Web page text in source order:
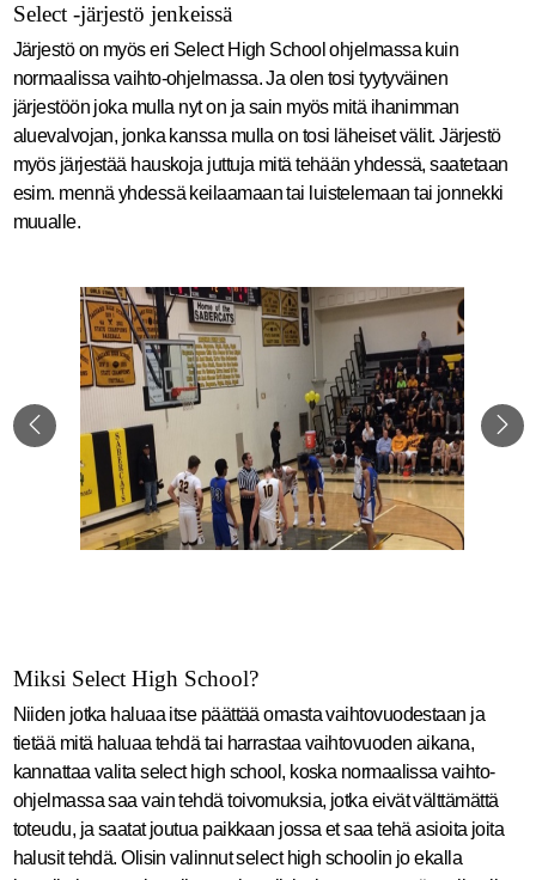
Select -järjestö jenkeissä
Järjestö on myös eri Select High School ohjelmassa kuin
normaalissa vaihto-ohjelmassa. Ja olen tosi tyytyväinen
järjestöön joka mulla nyt on ja sain myös mitä ihanimman
aluevalvojan, jonka kanssa mulla on tosi läheiset välit. Järjestö
myös järjestää hauskoja juttuja mitä tehään yhdessä, saatetaan
esim. mennä yhdessä keilaamaan tai luistelemaan tai jonnekki
muualle.
Miksi Select High School?
Niiden jotka haluaa itse päättää omasta vaihtovuodestaan ja
tietää mitä haluaa tehdä tai harrastaa vaihtovuoden aikana,
kannattaa valita select high school, koska normaalissa vaihto-
ohjelmassa saa vain tehdä toivomuksia, jotka eivät välttämättä
toteudu, ja saatat joutua paikkaan jossa et saa tehä asioita joita
halusit tehdä. Olisin valinnut select high schoolin jo ekalla